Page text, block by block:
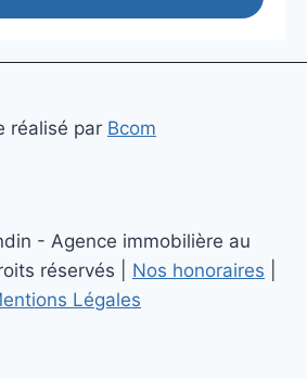
réalisé par Bcom
- Agence immobilière au
réservés | Nos honoraires
Légales